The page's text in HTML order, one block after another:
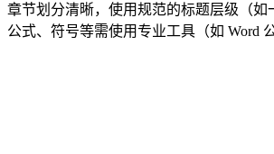
章节划分清晰，使用规范的标题层级（如
公式、符号等需使用专业工具（如 Word